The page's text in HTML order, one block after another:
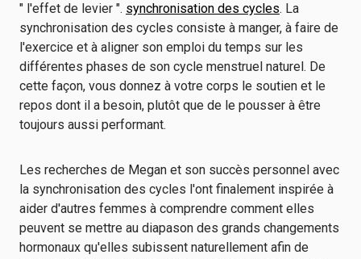
" l'effet de levier ". synchronisation des cycles. La
synchronisation des cycles consiste à manger, à faire de
l'exercice et à aligner son emploi du temps sur les
différentes phases de son cycle menstruel naturel. De
cette façon, vous donnez à votre corps le soutien et le
repos dont il a besoin, plutôt que de le pousser à être
toujours aussi performant.
Les recherches de Megan et son succès personnel avec
la synchronisation des cycles l'ont finalement inspirée à
aider d'autres femmes à comprendre comment elles
peuvent se mettre au diapason des grands changements
hormonaux qu'elles subissent naturellement afin de